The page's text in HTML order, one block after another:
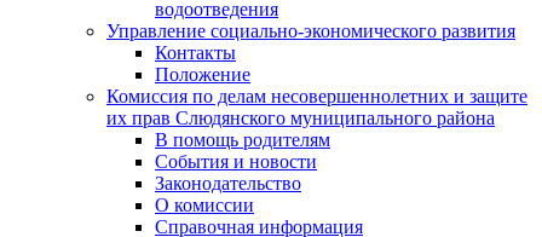
водоотведения
Управление социально-экономического развития
Контакты
Положение
Комиссия по делам несовершеннолетних и защите
их прав Слюдянского муниципального района
В помощь родителям
События и новости
Законодательство
О комиссии
Справочная информация